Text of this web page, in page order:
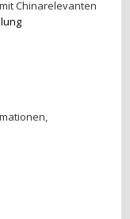
Chinarelevanten